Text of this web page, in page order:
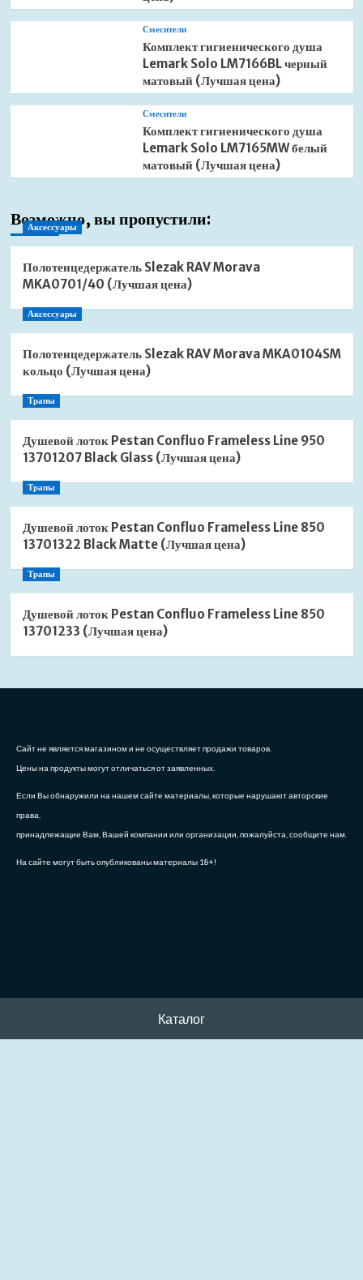
Смесители
Комплект гигиенического душа
Lemark Solo LM7166BL черный
матовый (Лучшая цена)
Смесители
Комплект гигиенического душа
Lemark Solo LM7165MW белый
матовый (Лучшая цена)
Возможно, вы пропустили:
Аксессуары
Полотенцедержатель Slezak RAV Morava
MKA0701/40 (Лучшая цена)
Аксессуары
Полотенцедержатель Slezak RAV Morava MKA0104SM
кольцо (Лучшая цена)
Трапы
Душевой лоток Pestan Confluo Frameless Line 950
13701207 Black Glass (Лучшая цена)
Трапы
Душевой лоток Pestan Confluo Frameless Line 850
13701322 Black Matte (Лучшая цена)
Трапы
Душевой лоток Pestan Confluo Frameless Line 850
13701233 (Лучшая цена)
Сайт не является магазином и не осуществляет продажи товаров.
Цены на продукты могут отличаться от заявленных.
Если Вы обнаружили на нашем сайте материалы, которые нарушают авторские
права,
принадлежащие Вам, Вашей компании или организации, пожалуйста, сообщите нам.
На сайте могут быть опубликованы материалы 18+!
Каталог